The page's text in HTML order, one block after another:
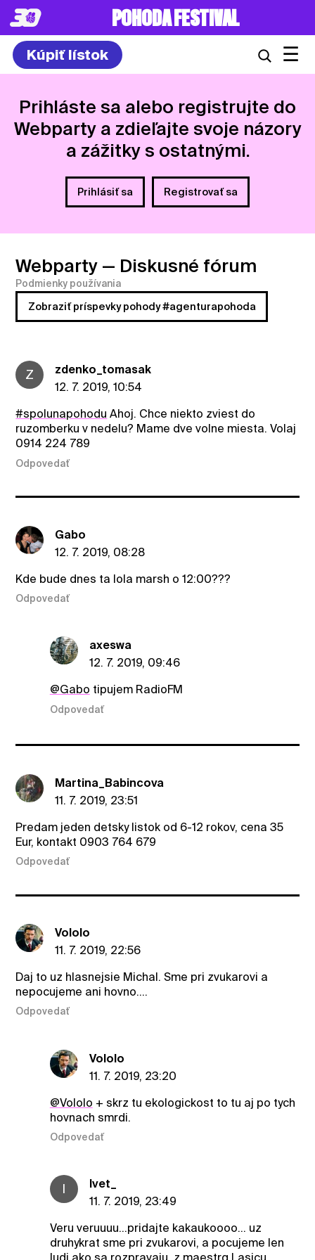
POHODA FESTIVAL
Kúpiť lístok ☰
Prihláste sa alebo registrujte do
Webparty a zdieľajte svoje názory
a zážitky s ostatnými.
Prihlásiť sa Registrovať sa
Webparty — Diskusné fórum
Podmienky používania
Zobraziť príspevky pohody #agenturapohoda
Z
zdenko_tomasak
12. 7. 2019, 10:54
#spolunapohodu Ahoj. Chce niekto zviest do
ruzomberku v nedelu? Mame dve volne miesta. Volaj
0914 224 789
Odpovedať
Gabo
12. 7. 2019, 08:28
Kde bude dnes ta lola marsh o 12:00???
Odpovedať
axeswa
12. 7. 2019, 09:46
@Gabo tipujem RadioFM
Odpovedať
Martina_Babincova
11. 7. 2019, 23:51
Predam jeden detsky listok od 6-12 rokov, cena 35
Eur, kontakt 0903 764 679
Odpovedať
Vololo
11. 7. 2019, 22:56
Daj to uz hlasnejsie Michal. Sme pri zvukarovi a
nepocujeme ani hovno....
Odpovedať
Vololo
11. 7. 2019, 23:20
@Vololo + skrz tu ekologickost to tu aj po tych
hovnach smrdi.
Odpovedať
I
Ivet_
11. 7. 2019, 23:49
Veru veruuuu...pridajte kakaukoooo... uz
druhykrat sme pri zvukarovi, a pocujeme len